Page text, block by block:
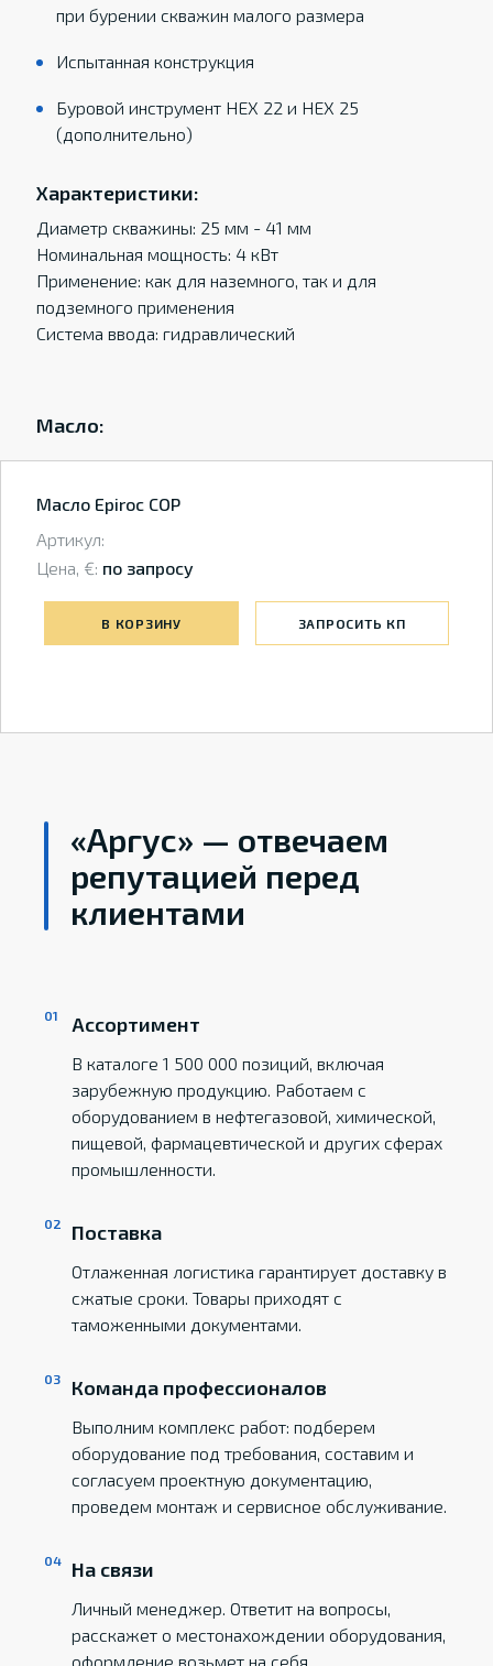
при бурении скважин малого размера
Испытанная конструкция
Буровой инструмент HEX 22 и HEX 25
(дополнительно)
Характеристики:
Диаметр скважины: 25 мм - 41 мм
Номинальная мощность: 4 кВт
Применение: как для наземного, так и для
подземного применения
Система ввода: гидравлический
Масло:
Масло Epiroc COP
Артикул:
Цена, €: по запросу
В КОРЗИНУ ЗАПРОСИТЬ КП
«Аргус» — отвечаем
репутацией перед
клиентами
Ассортимент
В каталоге 1 500 000 позиций, включая
зарубежную продукцию. Работаем с
оборудованием в нефтегазовой, химической,
пищевой, фармацевтической и других сферах
промышленности.
Поставка
Отлаженная логистика гарантирует доставку в
сжатые сроки. Товары приходят с
таможенными документами.
Команда профессионалов
Выполним комплекс работ: подберем
оборудование под требования, составим и
согласуем проектную документацию,
проведем монтаж и сервисное обслуживание.
На связи
Личный менеджер. Ответит на вопросы,
расскажет о местонахождении оборудования,
оформление возьмет на себя.